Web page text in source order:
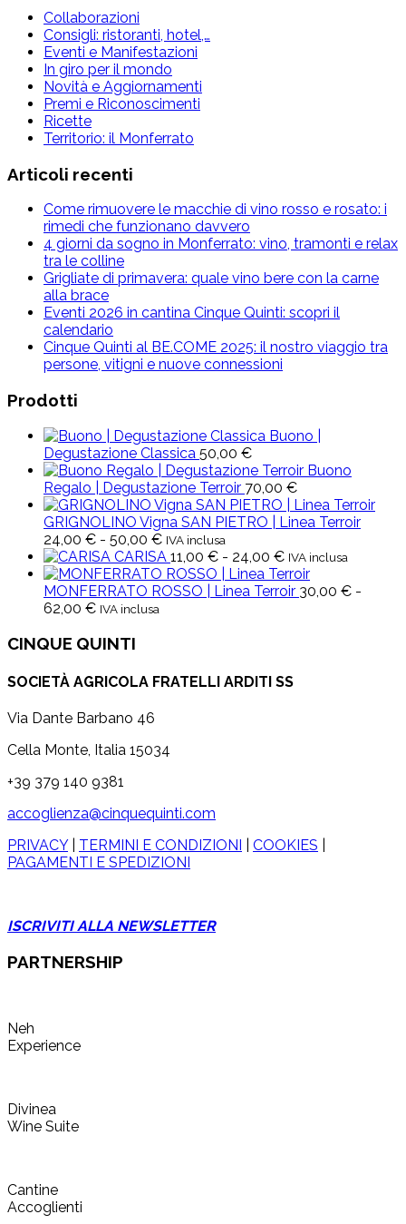
Collaborazioni
Consigli: ristoranti, hotel,…
Eventi e Manifestazioni
In giro per il mondo
Novità e Aggiornamenti
Premi e Riconoscimenti
Ricette
Territorio: il Monferrato
Articoli recenti
Come rimuovere le macchie di vino rosso e rosato: i
rimedi che funzionano davvero
4 giorni da sogno in Monferrato: vino, tramonti e relax
tra le colline
Grigliate di primavera: quale vino bere con la carne
alla brace
Eventi 2026 in cantina Cinque Quinti: scopri il
calendario
Cinque Quinti al BE.COME 2025: il nostro viaggio tra
persone, vitigni e nuove connessioni
Prodotti
Buono |
Degustazione Classica 50,00 €
Buono
Regalo | Degustazione Terroir 70,00 €
GRIGNOLINO Vigna SAN PIETRO | Linea Terroir
24,00 € - 50,00 €Fascia
di
prezzo:
da
IVA inclusa
CARISA 11,00 € - 24,00 €Fascia
di
prezzo:
IVA inclusa
MONFERRATO ROSSO | Linea Terroir 30,00 € -
62,00 €Fascia
prezzo:
30,00 €
62,00 €
IVA inclusa
CINQUE QUINTI
SOCIETÀ AGRICOLA FRATELLI ARDITI SS
Via Dante Barbano 46
Cella Monte, Italia 15034
+39 379 140 9381
accoglienza@cinquequinti.com
PRIVACY| TERMINI E CONDIZIONI COOKIES
PAGAMENTI E SPEDIZIONI
ISCRIVITI ALLA NEWSLETTER
PARTNERSHIP
Neh
Experience
Divinea
Wine Suite
Cantine
Accoglienti